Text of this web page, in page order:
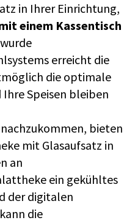
in Ihrer Einrichtung,
einem Kassentisch
wurde
erreicht die
die optimale
Speisen bleiben
bieten
mit Glasaufsatz in
an
ein gekühltes
der digitalen
die